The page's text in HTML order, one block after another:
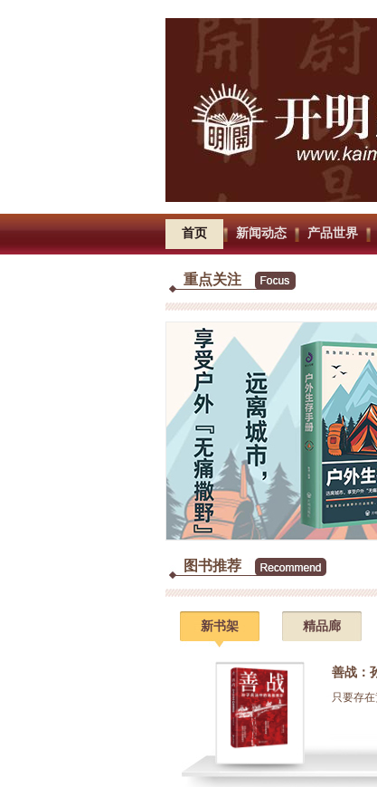
首页 新闻动态 产品世界
重点关注
图书推荐
新书架 精品廊
善战：
只要存